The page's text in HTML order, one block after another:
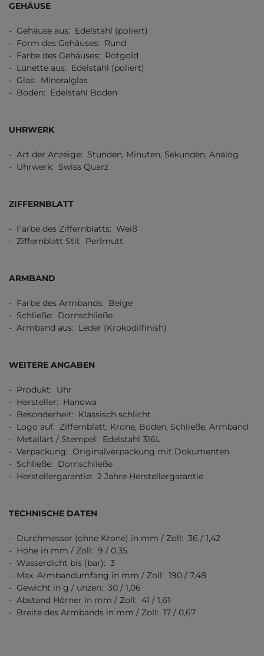
GEHÄUSE
- Gehäuse aus: Edelstahl (poliert)
- Form des Gehäuses: Rund
- Farbe des Gehäuses: Rotgold
- Lünette aus: Edelstahl (poliert)
- Glas: Mineralglas
- Boden: Edelstahl Boden
UHRWERK
- Art der Anzeige: Stunden, Minuten, Sekunden, Analog
- Uhrwerk: Swiss Quarz
ZIFFERNBLATT
- Farbe des Ziffernblatts: Weiß
- Ziffernblatt Stil: Perlmutt
ARMBAND
- Farbe des Armbands: Beige
- Schließe: Dornschließe
- Armband aus: Leder (Krokodilfinish)
WEITERE ANGABEN
- Produkt: Uhr
- Hersteller: Hanowa
- Besonderheit: Klassisch schlicht
- Logo auf: Ziffernblatt, Krone, Boden, Schließe, Armband
- Metallart / Stempel: Edelstahl 316L
- Verpackung: Originalverpackung mit Dokumenten
- Schließe: Dornschließe
- Herstellergarantie: 2 Jahre Herstellergarantie
TECHNISCHE DATEN
- Durchmesser (ohne Krone) in mm / Zoll: 36 / 1,42
- Höhe in mm / Zoll: 9 / 0,35
- Wasserdicht bis (bar): 3
- Max. Armbandumfang in mm / Zoll: 190 / 7,48
- Gewicht in g / unzen: 30 / 1,06
- Abstand Hörner in mm / Zoll: 41 / 1,61
- Breite des Armbands in mm / Zoll: 17 / 0,67